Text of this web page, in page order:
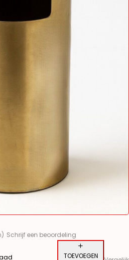
Schrijf een beoordeling
TOEVOEGEN